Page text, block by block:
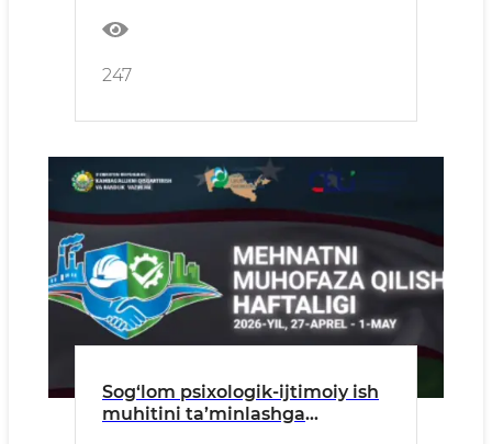
247
Sog‘lom psixologik-ijtimoiy ish
muhitini ta’minlashga